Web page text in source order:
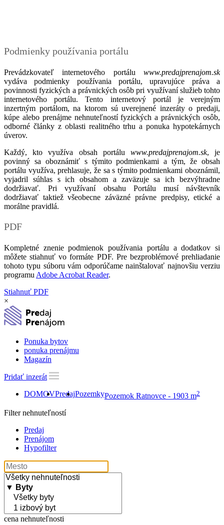
Podmienky používania portálu
Prevádzkovateľ internetového portálu www.predajprenajom.sk
vydáva podmienky používania portálu, upravujúce práva a
povinnosti fyzických a právnických osôb pri využívaní služieb tohto
internetového portálu. Tento internetový portál je verejným
inzertným portálom, na ktorom sú uverejnené inzeráty o predaji,
kúpe alebo prenájme nehnuteľností fyzických a právnických osôb,
odborné články z oblasti realitného trhu a ponuka hypotekárnych
úverov.
Každý, kto využíva obsah portálu www.predajprenajom.sk, je
povinný sa oboznámiť s týmito podmienkami a tým, že obsah
portálu využíva, prehlasuje, že sa s týmito podmienkami oboznámil,
vyjadril súhlas s ich obsahom a zaväzuje sa ich bezvýhradne
dodržiavať. Pri využívaní obsahu Portálu musí návštevník
dodržiavať taktiež všeobecne záväzné právne predpisy, etické a
morálne pravidlá.
PDF
Kompletné znenie podmienok používania portálu a dodatkov si
môžete stiahnuť vo formáte PDF. Pre bezproblémové prehliadanie
tohoto typu súboru vám odporúčame nainštalovať najnovšiu verziu
programu Adobe Acrobat Reader.
Stiahnuť PDF
×
Ponuka bytov
ponuka prenájmu
Magazín
Pridať inzerát
DOMOVPredajPozemkyPozemok Ratnovce - 1903 m2
Filter nehnuteľností
Predaj
Prenájom
Hypofilter
cena nehnuteľnosti